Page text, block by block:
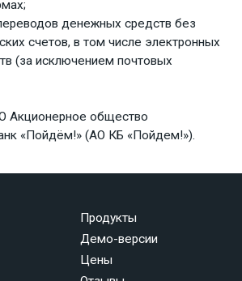
денежных средств без
счетов, в том числе электронных
(за исключением почтовых
Акционерное общество
«Пойдём!» (АО КБ «Пойдем!»).
Продукты
Демо-версии
Цены